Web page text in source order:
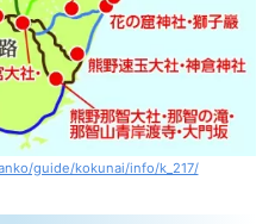
guide/kokunai/info/k_217/